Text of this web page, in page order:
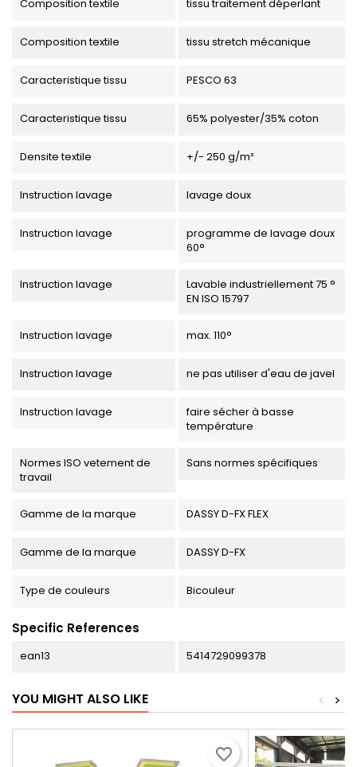
Composition textile tissu traitement déperlant
Composition textile tissu stretch mécanique
Caracteristique tissu PESCO 63
Caracteristique tissu 65% polyester/35% coton
Densite textile +/- 250 g/m²
Instruction lavage lavage doux
Instruction lavage
programme de lavage doux
60°
Instruction lavage
Lavable industriellement 75 °
EN ISO 15797
Instruction lavage max. 110°
Instruction lavage ne pas utiliser d'eau de javel
Instruction lavage
faire sécher à basse
température
Normes ISO vetement de
travail
Sans normes spécifiques
Gamme de la marque DASSY D-FX FLEX
Gamme de la marque DASSY D-FX
Type de couleurs Bicouleur
Specific References
ean13 5414729099378
YOU MIGHT ALSO LIKE >
<
favorite_border